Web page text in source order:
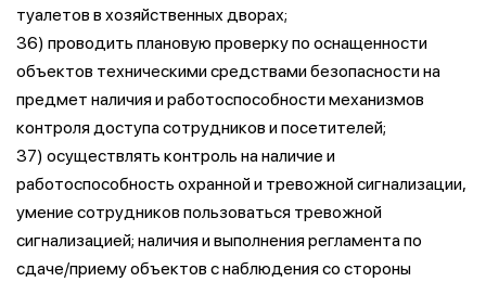
туалетов в хозяйственных дворах;
36) проводить плановую проверку по оснащенности
объектов техническими средствами безопасности на
предмет наличия и работоспособности механизмов
контроля доступа сотрудников и посетителей;
37) осуществлять контроль на наличие и
работоспособность охранной и тревожной сигнализации,
умение сотрудников пользоваться тревожной
сигнализацией; наличия и выполнения регламента по
сдаче/приему объектов с наблюдения со стороны